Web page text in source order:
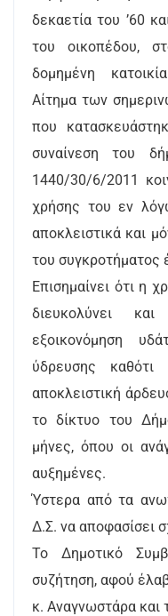
δεκαετία του ’60
του οικοπέδου,
δομημένη
Αίτημα των
που
συναίνεση του
1440/30/6/2011
χρήσης του εν
αποκλειστικά και
του συγκροτήματος
Επισημαίνει ότι η
διευκολύνει
εξοικονόμηση
ύδρευσης
αποκλειστική
το δίκτυο του
μήνες, όπου οι
αυξημένες.
Ύστερα από τα
Δ.Σ. να αποφασίσει
Το Δημοτικό
συζήτηση, αφού
κ. Αναγνωστάρα